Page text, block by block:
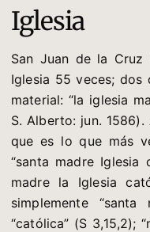
Iglesia
San Juan de la
Iglesia 55 veces; dos
material: “la iglesia
S. Alberto: jun. 1586).
que es lo que más
“santa madre Iglesia
madre la Iglesia
simplemente
“católica” (S 3,15,2);